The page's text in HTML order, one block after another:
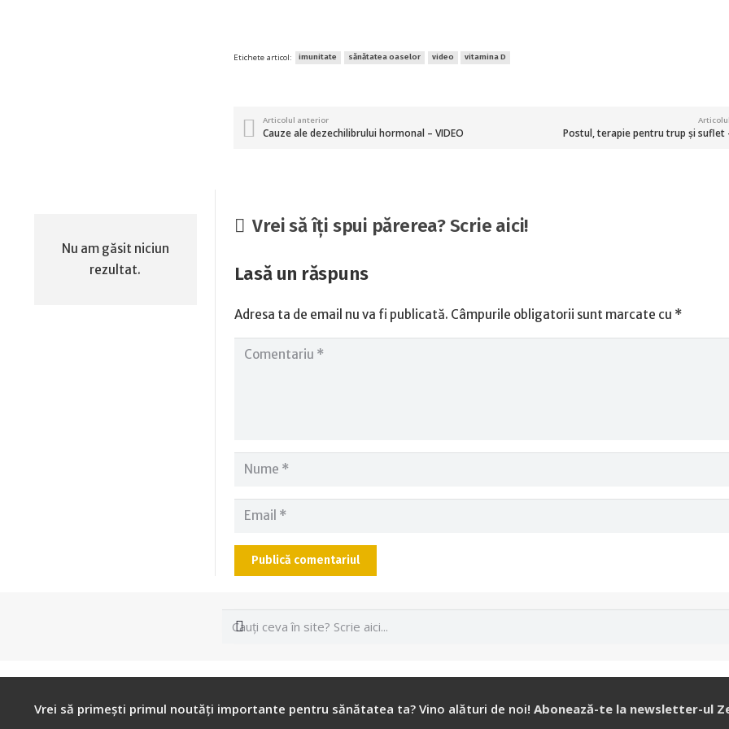
Etichete articol: imunitate sănătatea oaselor video vitamina D
Articolul anterior
Cauze ale dezechilibrului hormonal – VIDEO Postul, terapie pentru trup și suflet
Nu am găsit niciun
rezultat.
Vrei să îți spui părerea? Scrie aici!
Lasă un răspuns
Adresa ta de email nu va fi publicată. Câmpurile obligatorii sunt marcate cu *
Publică comentariul
Vrei să primești primul noutăți importante pentru sănătatea ta? Vino alături de noi! Abonează-te la newsletter-ul